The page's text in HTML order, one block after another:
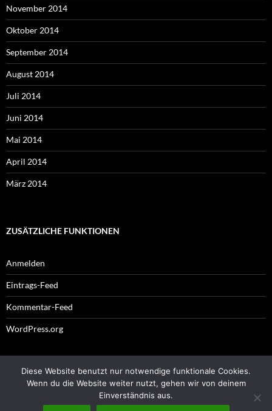
November 2014
Oktober 2014
September 2014
August 2014
Juli 2014
Juni 2014
Mai 2014
April 2014
März 2014
ZUSÄTZLICHE FUNKTIONEN
Anmelden
Eintrags-Feed
Kommentar-Feed
WordPress.org
Impressum
Diese Website benutzt nur notwendige funktionale Cookies.
Wenn du die Website weiter nutzt, gehen wir von deinem
Einverständnis aus.